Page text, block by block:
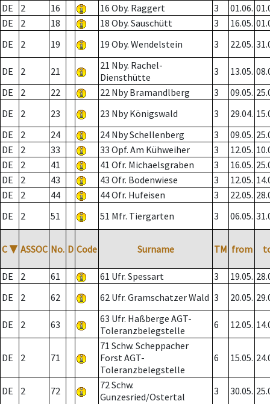
DE
2 16 16 Oby. Raggert 3 01.06.
DE
2 18 18 Oby. Sauschütt 3 16.05.
DE
2 19 19 Oby. Wendelstein 3 22.05.
DE 2 21
21 Nby. Rachel-
Diensthütte
3 13.05.
DE
2 22 22 Nby Bramandlberg 3 09.05.
DE
2 23 23 Nby Königswald 3 29.04.
DE
2 24 24 Nby Schellenberg 3 09.05.
DE
2 33 33 Opf. Am Kühweiher 3 12.05.
DE
2 41 41 Ofr. Michaelsgraben 3 16.05.
DE
2 43 43 Ofr. Bodenwiese 3 12.05.
DE
2 44 44 Ofr. Hufeisen 3 22.05.
DE
2 51 51 Mfr. Tiergarten 3 06.05.
C ▼ ASSOC No. D Code Surname TM from
DE 2 61 61 Ufr. Spessart 3 19.05.
DE
2 62 62 Ufr. Gramschatzer Wald 3 20.05.
DE 2 63
63 Ufr. Haßberge AGT-
Toleranzbelegstelle
6 12.05.
DE 2 71
71 Schw. Scheppacher
Forst AGT-
Toleranzbelegstelle
6 15.05.
DE 2 72
72 Schw.
Gunzesried/Ostertal
3 30.05.